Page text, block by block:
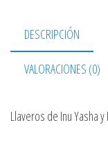
DESCRIPCIÓN
VALORACIONES (0)
Llaveros de Inu Yasha